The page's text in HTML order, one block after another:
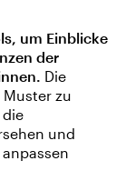
um Einblicke
der
Die
zu
und